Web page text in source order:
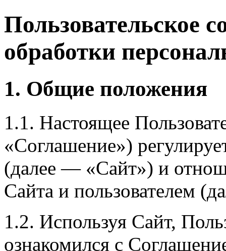
Пользовательское
обработки
1. Общие положения
1.1. Настоящее
«Соглашение»)
(далее — «Сайт») и
Сайта и пользователем
1.2. Используя Сайт,
ознакомился с